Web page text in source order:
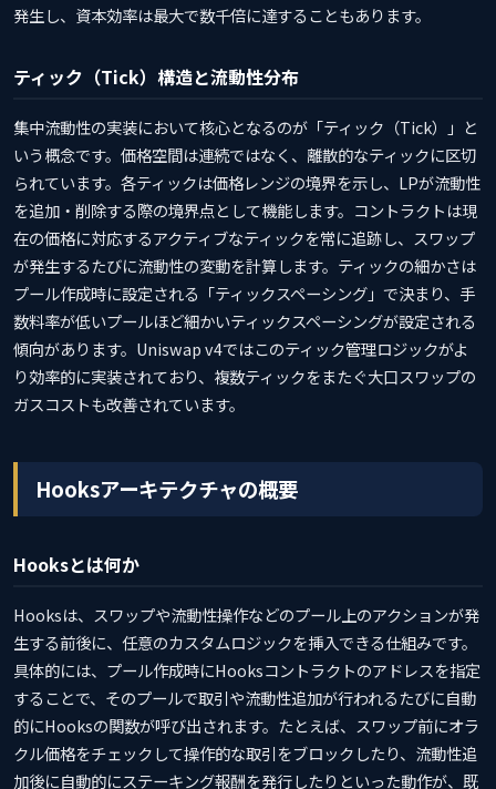
発生し、資本効率は最大で数千倍に達することもあります。
ティック（Tick）構造と流動性分布
集中流動性の実装において核心となるのが「ティック（Tick）」と
いう概念です。価格空間は連続ではなく、離散的なティックに区切
られています。各ティックは価格レンジの境界を示し、LPが流動性
を追加・削除する際の境界点として機能します。コントラクトは現
在の価格に対応するアクティブなティックを常に追跡し、スワップ
が発生するたびに流動性の変動を計算します。ティックの細かさは
プール作成時に設定される「ティックスペーシング」で決まり、手
数料率が低いプールほど細かいティックスペーシングが設定される
傾向があります。Uniswap v4ではこのティック管理ロジックがよ
り効率的に実装されており、複数ティックをまたぐ大口スワップの
ガスコストも改善されています。
Hooksアーキテクチャの概要
Hooksとは何か
Hooksは、スワップや流動性操作などのプール上のアクションが発
生する前後に、任意のカスタムロジックを挿入できる仕組みです。
具体的には、プール作成時にHooksコントラクトのアドレスを指定
することで、そのプールで取引や流動性追加が行われるたびに自動
的にHooksの関数が呼び出されます。たとえば、スワップ前にオラ
クル価格をチェックして操作的な取引をブロックしたり、流動性追
加後に自動的にステーキング報酬を発行したりといった動作が、既